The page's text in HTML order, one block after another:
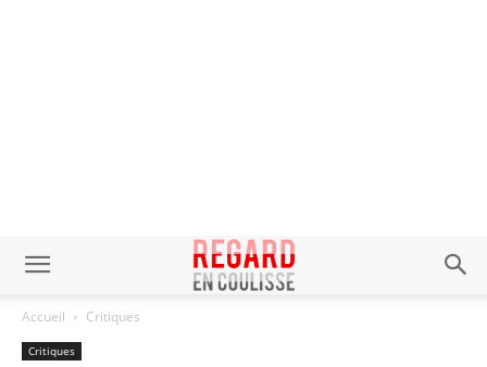
Accueil Critiques
Critiques